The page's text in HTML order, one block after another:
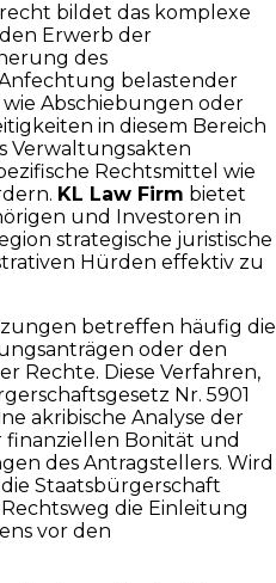
bildet das komplexe
Erwerb der
des
belastender
Abschiebungen oder
in diesem Bereich
Verwaltungsakten
Rechtsmittel wie
KL Law Firm bietet
und Investoren in
strategische juristische
Hürden effektiv zu
betreffen häufig die
oder den
Rechte. Diese Verfahren,
Nr. 5901
akribische Analyse der
Bonität und
des Antragstellers. Wird
Staatsbürgerschaft
die Einleitung
vor den